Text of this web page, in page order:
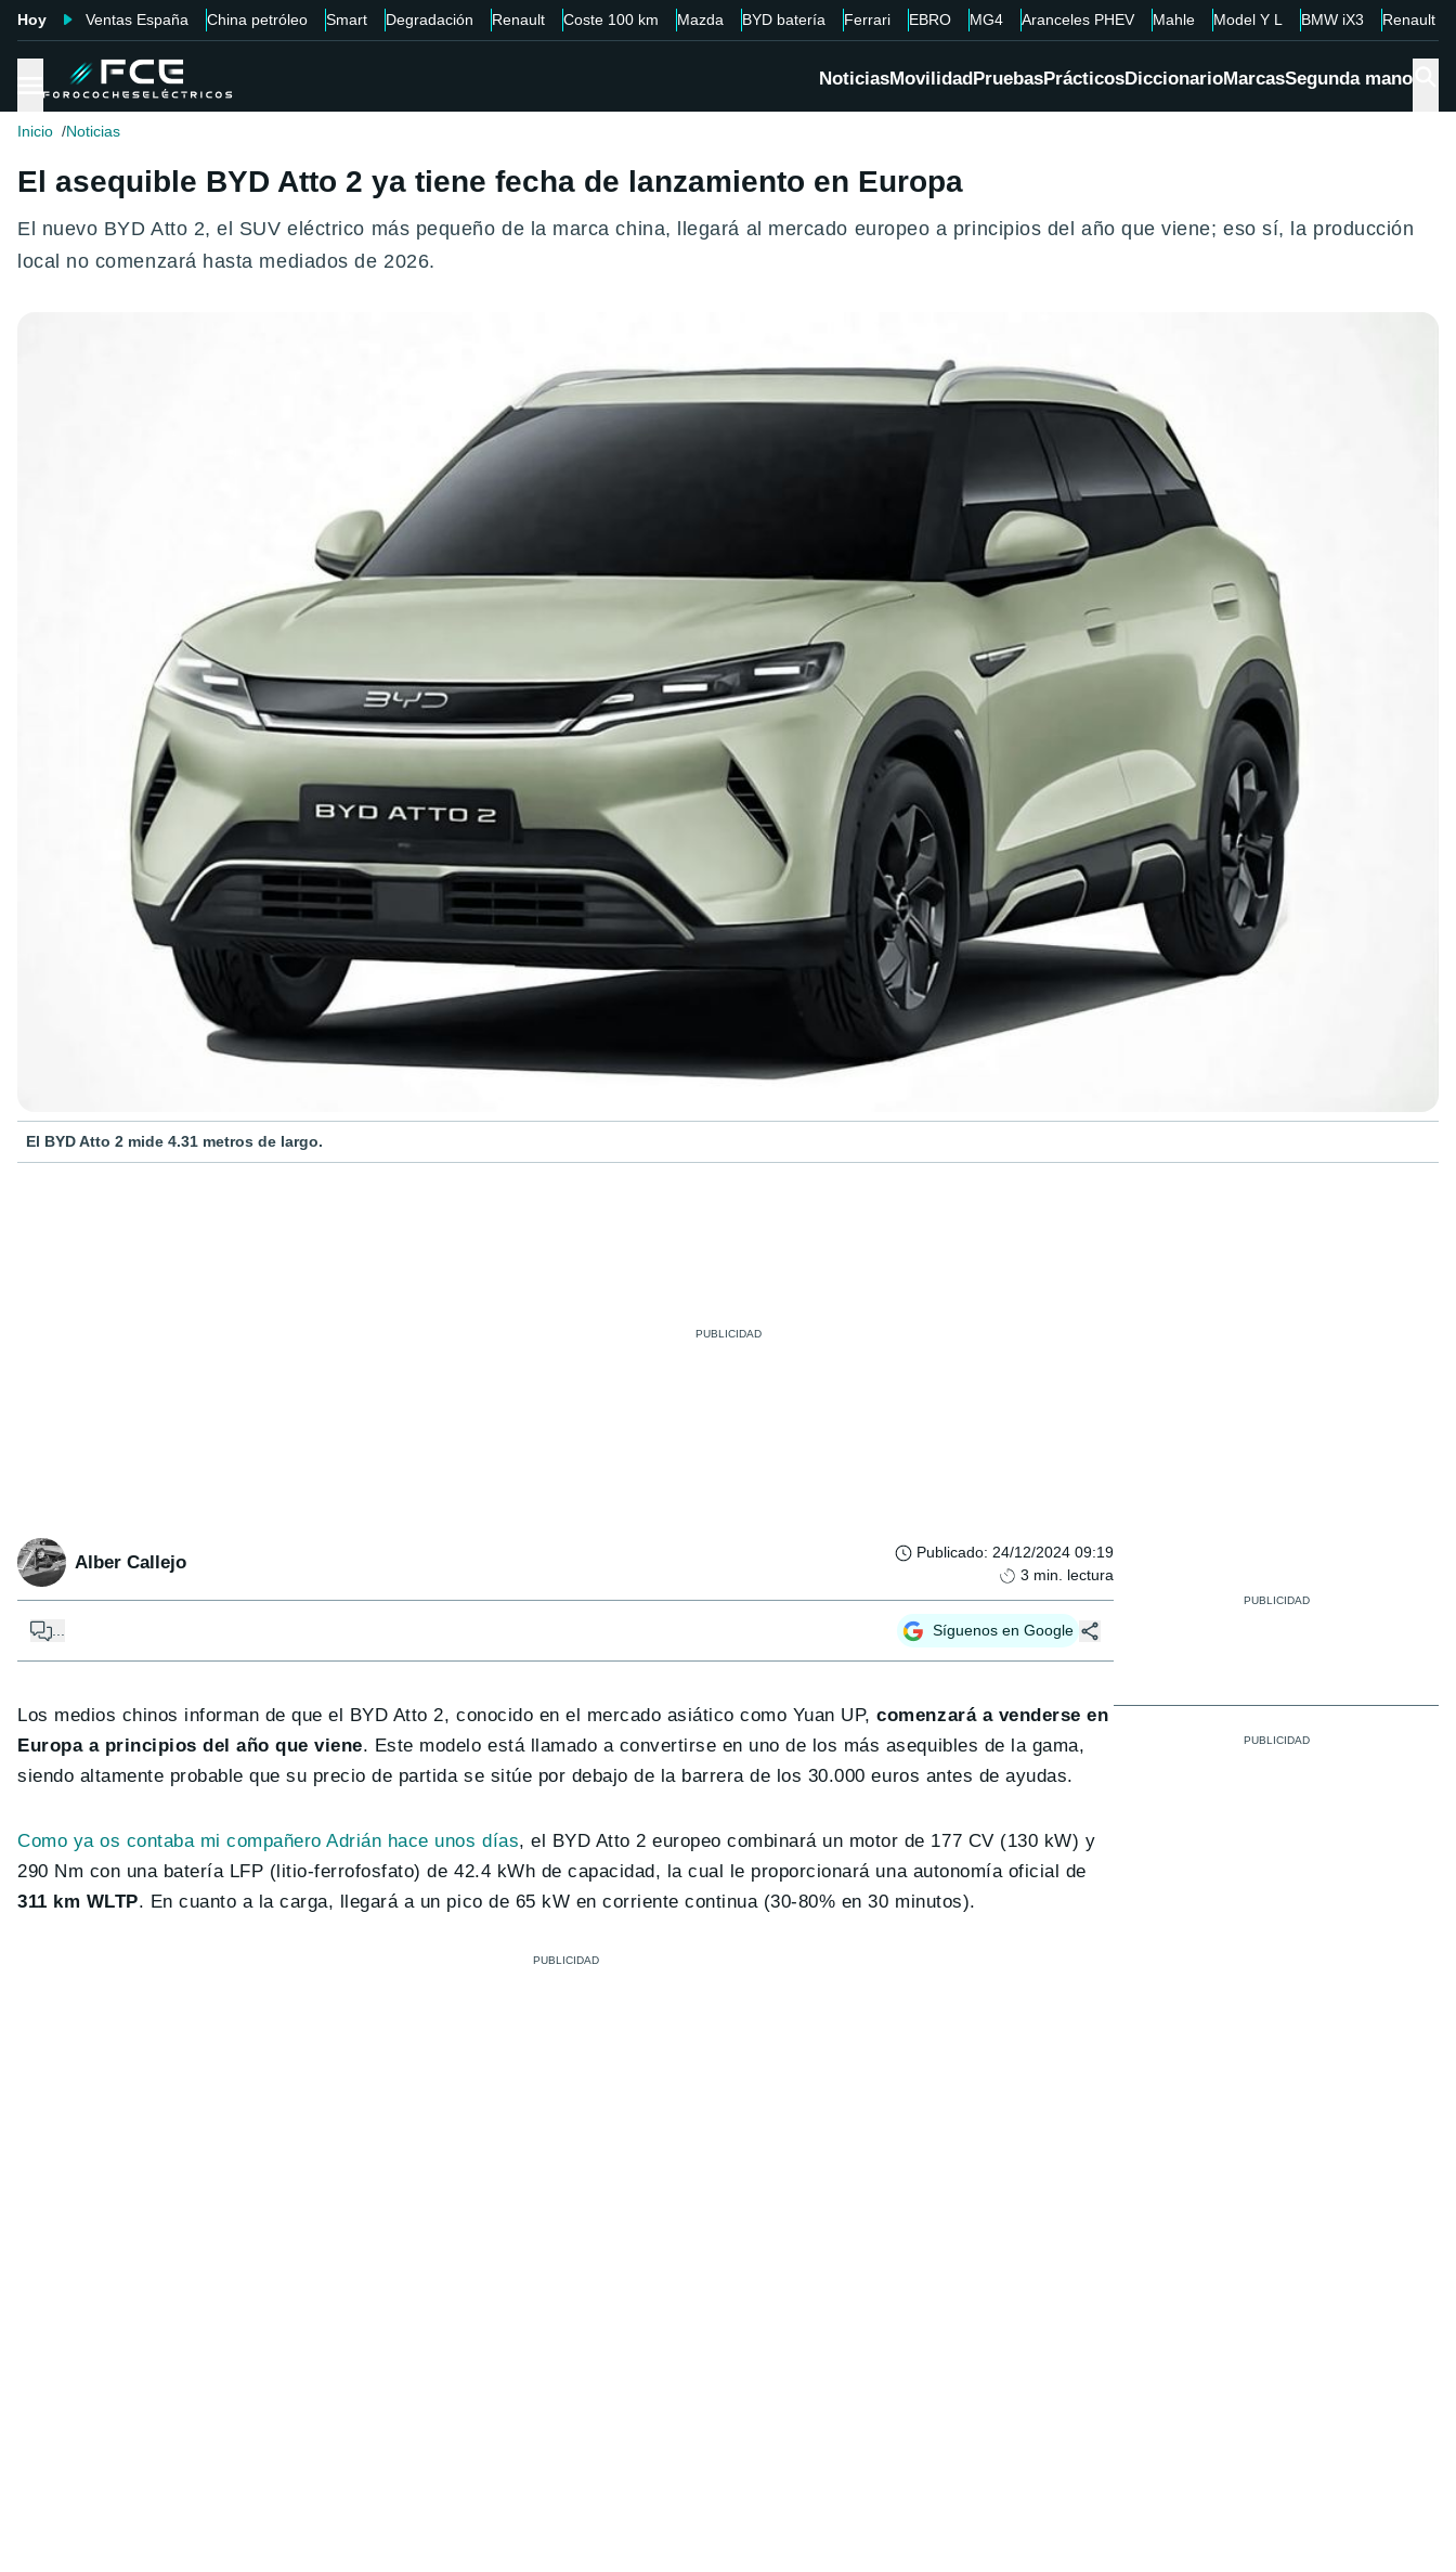
Hoy Ventas España China petróleo Smart Degradación Renault Coste 100 km Mazda BYD batería Ferrari EBRO MG4 Aranceles PHEV Mahle Model Y L BMW iX3 Renault
NoticiasMovilidadPruebasPrácticosDiccionarioMarcasSegunda mano
Inicio Noticias
El asequible BYD Atto 2 ya tiene fecha de lanzamiento en Europa
El nuevo BYD Atto 2, el SUV eléctrico más pequeño de la marca china, llegará al mercado europeo a principios del año que viene; eso sí, la producción
local no comenzará hasta mediados de 2026.
El BYD Atto 2 mide 4.31 metros de largo.
Alber Callejo Publicado: 24/12/2024 09:19
3 min. lectura
... Síguenos en Google
Los medios chinos informan de que el BYD Atto 2, conocido en el mercado asiático como Yuan UP,comenzará a venderse en
Europa a principios del año que viene. Este modelo está llamado a convertirse en uno de los más asequibles de la gama,
siendo altamente probable que su precio de partida se sitúe por debajo de la barrera de los 30.000 euros antes de ayudas.
Como ya os contaba mi compañero Adrián hace unos días, el BYD Atto 2 europeo combinará un motor de 177 CV (130 kW) y
290 Nm con una batería LFP (litio-ferrofosfato) de 42.4 kWh de capacidad, la cual le proporcionará una autonomía oficial de
311 km WLTP. En cuanto a la carga, llegará a un pico de 65 kW en corriente continua (30-80% en 30 minutos).